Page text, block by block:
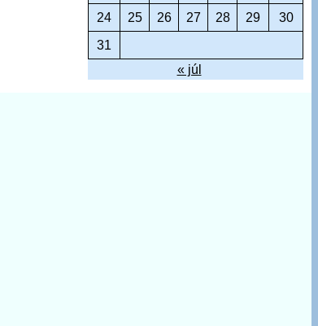
24
25 26 27 28 29
30
31
« júl